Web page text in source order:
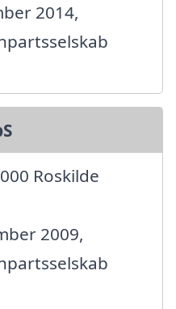
2014,
Roskilde
2009,